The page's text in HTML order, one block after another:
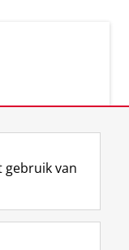
R
S
I
n
Y
o
gebruik van